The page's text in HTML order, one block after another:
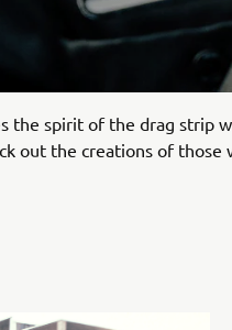
the spirit of the drag strip
out the creations of those